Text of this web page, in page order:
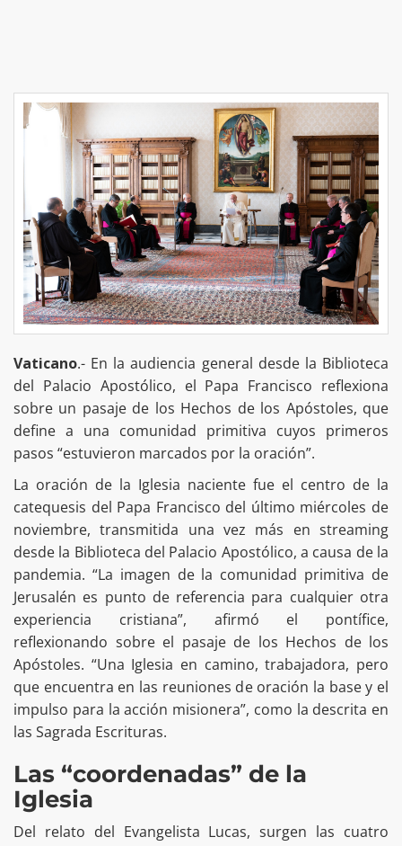
Vaticano.- En la audiencia general desde la Biblioteca
del Palacio Apostólico, el Papa Francisco reflexiona
sobre un pasaje de los Hechos de los Apóstoles, que
define a una comunidad primitiva cuyos primeros
pasos “estuvieron marcados por la oración”.
La oración de la Iglesia naciente fue el centro de la
catequesis del Papa Francisco del último miércoles de
noviembre, transmitida una vez más en streaming
desde la Biblioteca del Palacio Apostólico, a causa de la
pandemia. “La imagen de la comunidad primitiva de
Jerusalén es punto de referencia para cualquier otra
experiencia cristiana”, afirmó el pontífice,
reflexionando sobre el pasaje de los Hechos de los
Apóstoles. “Una Iglesia en camino, trabajadora, pero
que encuentra en las reuniones de oración la base y el
impulso para la acción misionera”, como la descrita en
las Sagrada Escrituras.
Las “coordenadas” de la
Iglesia
Del relato del Evangelista Lucas, surgen las cuatro